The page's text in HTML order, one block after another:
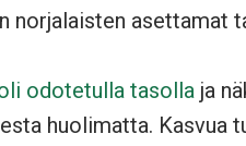
norjalaisten asettamat
odotetulla tasolla ja
huolimatta. Kasvua